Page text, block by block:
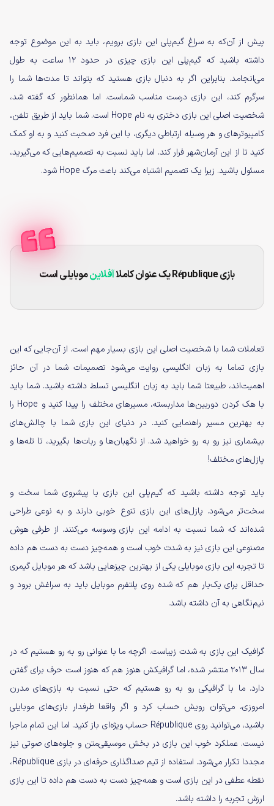
پیش از آن‌که به سراغ گیم‌‌پلی این بازی برویم، باید به این موضوع توجه
داشته باشید که گیم‌پلی این بازی چیزی در حدود ۱۲ ساعت به طول
می‌انجامد. بنابراین اگر به دنبال بازی هستید که بتواند تا مدت‌ها شما را
سرگرم کند، این بازی درست مناسب شماست. اما همانطور که گفته شد،
شخصیت اصلی این بازی دختری به نام Hope است. شما باید از طریق تلفن،
کامپیوترهای و هر وسیله ارتباطی دیگری، با این فرد صحبت کنید و به او کمک
کنید تا از این آرمان‌شهر فرار کند. اما باید نسبت به تصمیم‌هایی که می‌گیرید،
مسئول باشید. زیرا یک تصمیم اشتباه می‌کند باعث مرگ Hope شود.
بازیRépublique یک عنوان کاملاآفلاینموبایلی است
تعاملات شما با شخصیت اصلی این بازی بسیار مهم است. از آن‌جایی که این
بازی تماما به زبان انگلیسی روایت می‌شود تصمیمات شما در آن حائز
اهمیت‌اند، طبیعتا شما باید به زبان انگلیسی تسلط داشته باشید. شما باید
با هک کردن دوربین‌ها مداربسته، مسیرهای مختلف را پیدا کنید و Hope را
به بهترین مسیر راهنمایی کنید. در دنیای این بازی شما با چالش‌های
بیشماری نیز رو به رو خواهید شد. از نگهبان‌ها و ربات‌ها بگیرید، تا تله‌ها و
پازل‌های مختلف!
باید توجه داشته باشید که گیم‌پلی این بازی با پیشروی شما سخت و
سخت‌تر می‌شود. پازل‌های این بازی تنوع خوبی دارند و به نوعی طراحی
شده‌اند که شما نسبت به ادامه این بازی وسوسه می‌کنند. از طرفی هوش
مصنوعی این بازی نیز به شدت خوب است و همه‌چیز دست به دست هم داده
تا تجربه این بازی موبایلی یکی از بهترین چیزهایی باشد که هر موبایل گیمری
حداقل برای یک‌بار هم که شده روی پلتفرم موبایل باید به سراغش برود و
نیم‌نگاهی به آن داشته باشد.
گرافیک این بازی به شدت زیباست. اگرچه ما با عنوانی رو به رو هستیم که در
سال ۲۰۱۳ منتشر شده، اما گرافیکش هنوز هم که هنوز است حرف برای گفتن
دارد. ما با گرافیکی رو به رو هستیم که حتی نسبت به بازی‌های مدرن
امروزی، می‌توان رویش حساب کرد و اگر واقعا طرفدار بازی‌های موبایلی
باشید، می‌توانید روی République حساب ویژه‌ای باز کنید. اما این تمام ماجرا
نیست. عملکرد خوب این بازی در بخش موسیقی‌متن و جلوه‌های صوتی نیز
مجددا تکرار می‌شود. استفاده از تیم صداگذاری حرفه‌ای در بازی République،
نقطه عطفی در این بازی است و همه‌چیز دست به دست هم داده تا این بازی
ارزش تجربه را داشته باشد.